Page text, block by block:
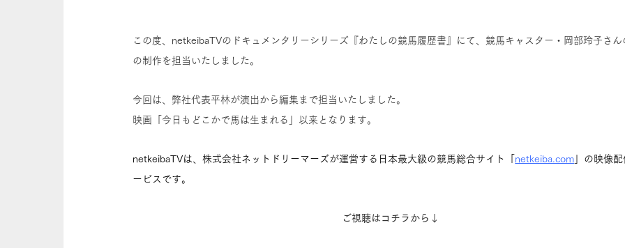
この度、netkeibaTVのドキュメンタリーシリーズ『わたしの競馬履歴書』にて、競馬キャスター・岡部玲子さん
の制作を担当いたしました。
今回は、弊社代表平林が演出から編集まで担当いたしました。
映画「今日もどこかで馬は生まれる」以来となります。
netkeibaTVは、株式会社ネットドリーマーズが運営する日本最大級の競馬総合サイト「 netkeiba.com 」の映像
ービスです。
ご視聴はコチラから↓